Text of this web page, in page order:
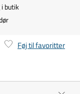
butik
Føj til favoritter